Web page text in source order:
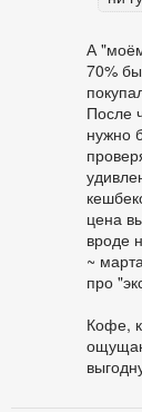
А
70%
После
нужно
цена
вроде
~
про
Кофе,